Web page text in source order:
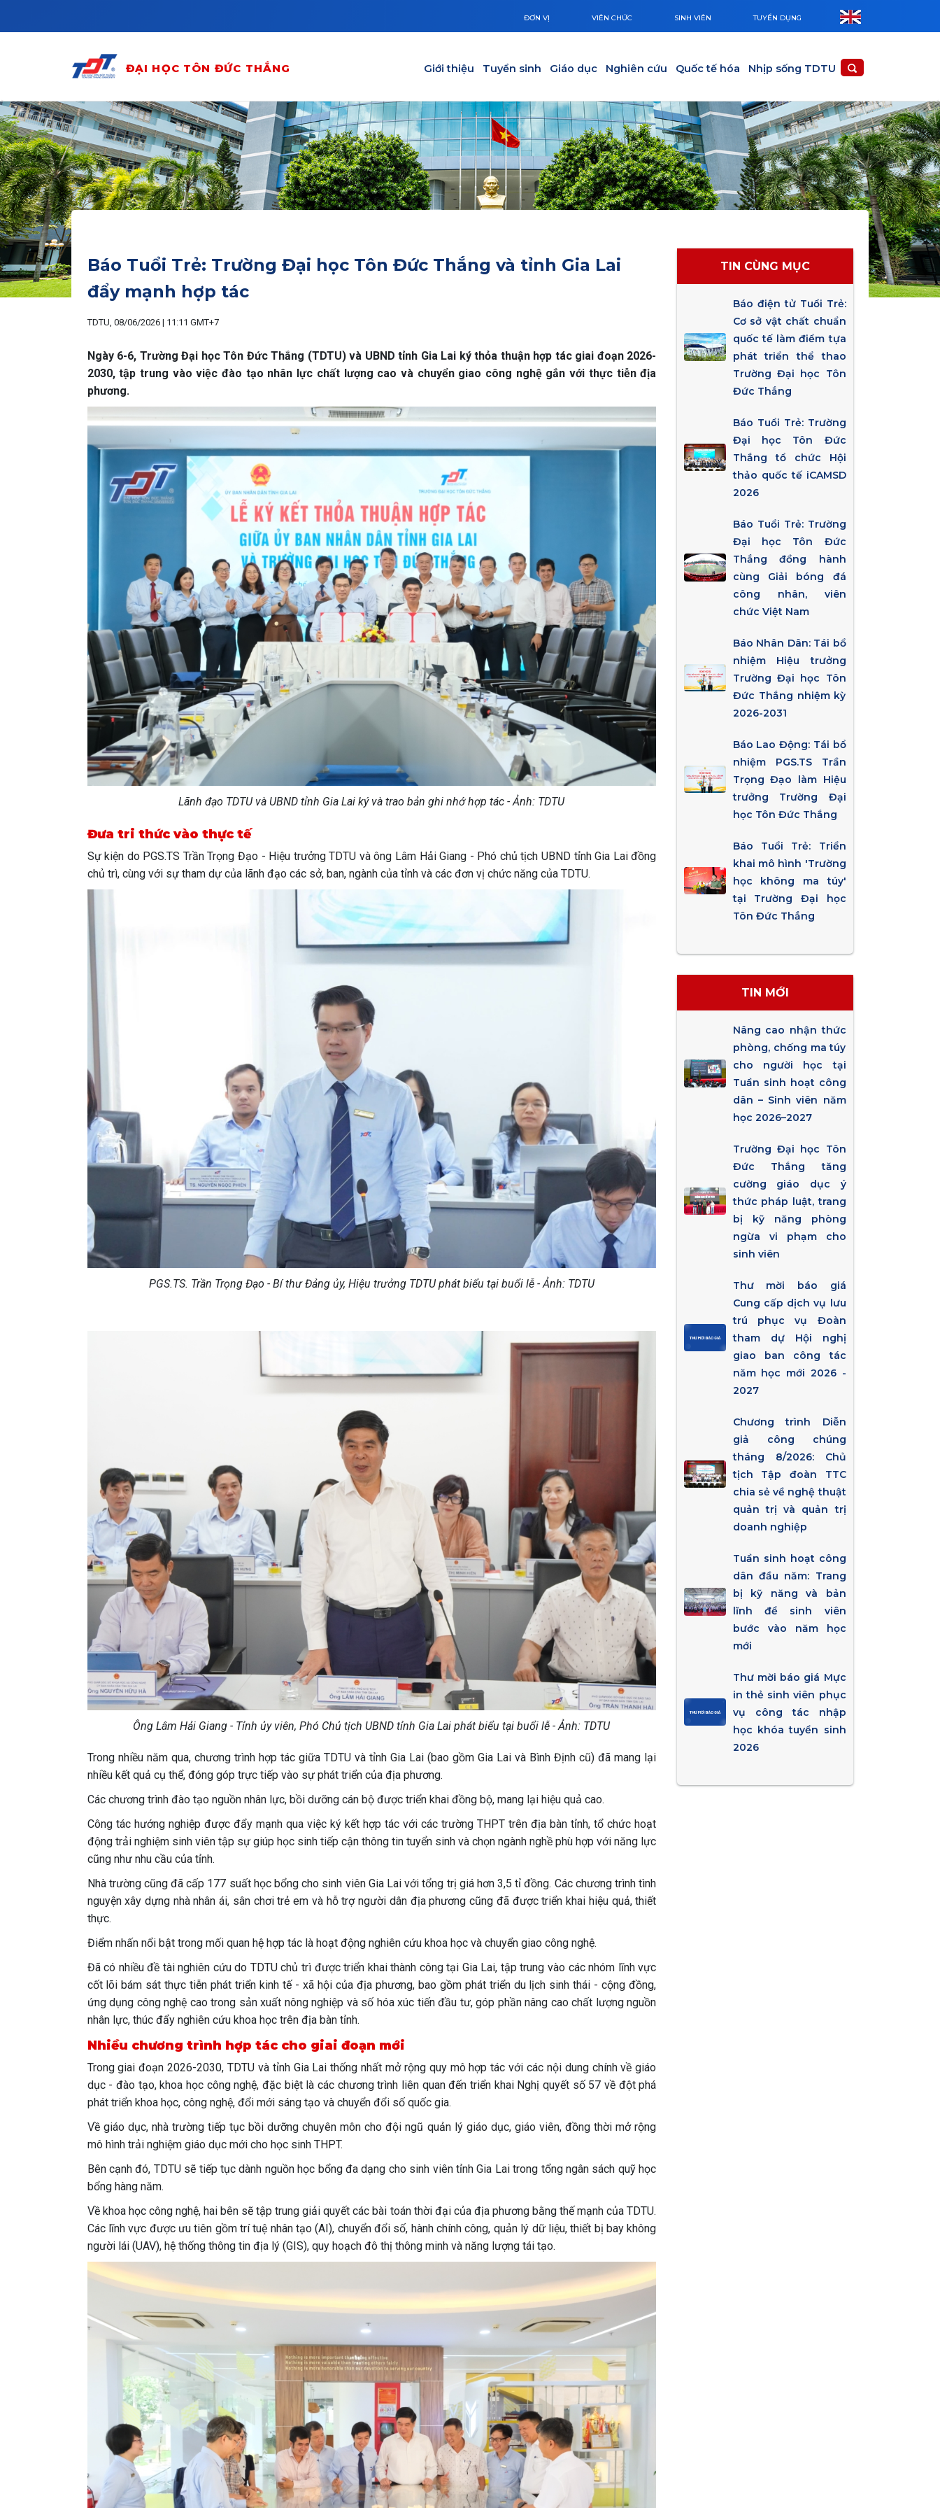
ĐƠN VỊ VIÊN CHỨC SINH VIÊN TUYỂN DỤNG
ĐẠI HỌC TÔN ĐỨC THẮNG Giới thiệu Tuyển sinh Giáo dục Nghiên cứu Quốc tế hóa Nhịp sống TDTU
Báo Tuổi Trẻ: Trường Đại học Tôn Đức Thắng và tỉnh Gia Lai
đẩy mạnh hợp tác
TDTU, 08/06/2026 | 11:11 GMT+7
Ngày 6-6, Trường Đại học Tôn Đức Thắng (TDTU) và UBND tỉnh Gia Lai ký thỏa thuận hợp tác giai đoạn 2026-
2030, tập trung vào việc đào tạo nhân lực chất lượng cao và chuyển giao công nghệ gắn với thực tiễn địa
phương.
Lãnh đạo TDTU và UBND tỉnh Gia Lai ký và trao bản ghi nhớ hợp tác - Ảnh: TDTU
Đưa tri thức vào thực tế
Sự kiện do PGS.TS Trần Trọng Đạo - Hiệu trưởng TDTU và ông Lâm Hải Giang - Phó chủ tịch UBND tỉnh Gia Lai đồng
chủ trì, cùng với sự tham dự của lãnh đạo các sở, ban, ngành của tỉnh và các đơn vị chức năng của TDTU.
PGS.TS. Trần Trọng Đạo - Bí thư Đảng ủy, Hiệu trưởng TDTU phát biểu tại buổi lễ - Ảnh: TDTU
Ông Lâm Hải Giang - Tỉnh ủy viên, Phó Chủ tịch UBND tỉnh Gia Lai phát biểu tại buổi lễ - Ảnh: TDTU
Trong nhiều năm qua, chương trình hợp tác giữa TDTU và tỉnh Gia Lai (bao gồm Gia Lai và Bình Định cũ) đã mang lại
nhiều kết quả cụ thể, đóng góp trực tiếp vào sự phát triển của địa phương.
Các chương trình đào tạo nguồn nhân lực, bồi dưỡng cán bộ được triển khai đồng bộ, mang lại hiệu quả cao.
Công tác hướng nghiệp được đẩy mạnh qua việc ký kết hợp tác với các trường THPT trên địa bàn tỉnh, tổ chức hoạt
động trải nghiệm sinh viên tập sự giúp học sinh tiếp cận thông tin tuyển sinh và chọn ngành nghề phù hợp với năng lực
cũng như nhu cầu của tỉnh.
Nhà trường cũng đã cấp 177 suất học bổng cho sinh viên Gia Lai với tổng trị giá hơn 3,5 tỉ đồng. Các chương trình tình
nguyện xây dựng nhà nhân ái, sân chơi trẻ em và hỗ trợ người dân địa phương cũng đã được triển khai hiệu quả, thiết
thực.
Điểm nhấn nổi bật trong mối quan hệ hợp tác là hoạt động nghiên cứu khoa học và chuyển giao công nghệ.
Đã có nhiều đề tài nghiên cứu do TDTU chủ trì được triển khai thành công tại Gia Lai, tập trung vào các nhóm lĩnh vực
cốt lõi bám sát thực tiễn phát triển kinh tế - xã hội của địa phương, bao gồm phát triển du lịch sinh thái - cộng đồng,
ứng dụng công nghệ cao trong sản xuất nông nghiệp và số hóa xúc tiến đầu tư, góp phần nâng cao chất lượng nguồn
nhân lực, thúc đẩy nghiên cứu khoa học trên địa bàn tỉnh.
Nhiều chương trình hợp tác cho giai đoạn mới
Trong giai đoạn 2026-2030, TDTU và tỉnh Gia Lai thống nhất mở rộng quy mô hợp tác với các nội dung chính về giáo
dục - đào tạo, khoa học công nghệ, đặc biệt là các chương trình liên quan đến triển khai Nghị quyết số 57 về đột phá
phát triển khoa học, công nghệ, đổi mới sáng tạo và chuyển đổi số quốc gia.
Về giáo dục, nhà trường tiếp tục bồi dưỡng chuyên môn cho đội ngũ quản lý giáo dục, giáo viên, đồng thời mở rộng
mô hình trải nghiệm giáo dục mới cho học sinh THPT.
Bên cạnh đó, TDTU sẽ tiếp tục dành nguồn học bổng đa dạng cho sinh viên tỉnh Gia Lai trong tổng ngân sách quỹ học
bổng hàng năm.
Về khoa học công nghệ, hai bên sẽ tập trung giải quyết các bài toán thời đại của địa phương bằng thế mạnh của TDTU.
Các lĩnh vực được ưu tiên gồm trí tuệ nhân tạo (AI), chuyển đổi số, hành chính công, quản lý dữ liệu, thiết bị bay không
người lái (UAV), hệ thống thông tin địa lý (GIS), quy hoạch đô thị thông minh và năng lượng tái tạo.
TIN CÙNG MỤC
Báo điện tử Tuổi Trẻ:
Cơ sở vật chất chuẩn
quốc tế làm điểm tựa
phát triển thể thao
Trường Đại học Tôn
Đức Thắng
Báo Tuổi Trẻ: Trường
Đại học Tôn Đức
Thắng tổ chức Hội
thảo quốc tế iCAMSD
2026
Báo Tuổi Trẻ: Trường
Đại học Tôn Đức
Thắng đồng hành
cùng Giải bóng đá
công nhân, viên
chức Việt Nam
Báo Nhân Dân: Tái bổ
nhiệm Hiệu trưởng
Trường Đại học Tôn
Đức Thắng nhiệm kỳ
2026-2031
Báo Lao Động: Tái bổ
nhiệm PGS.TS Trần
Trọng Đạo làm Hiệu
trưởng Trường Đại
học Tôn Đức Thắng
Báo Tuổi Trẻ: Triển
khai mô hình 'Trường
học không ma túy'
tại Trường Đại học
Tôn Đức Thắng
TIN MỚI
Nâng cao nhận thức
phòng, chống ma túy
cho người học tại
Tuần sinh hoạt công
dân – Sinh viên năm
học 2026–2027
Trường Đại học Tôn
Đức Thắng tăng
cường giáo dục ý
thức pháp luật, trang
bị kỹ năng phòng
ngừa vi phạm cho
sinh viên
Thư mời báo giá
Cung cấp dịch vụ lưu
trú phục vụ Đoàn
tham dự Hội nghị
giao ban công tác
năm học mới 2026 -
2027
Chương trình Diễn
giả công chúng
tháng 8/2026: Chủ
tịch Tập đoàn TTC
chia sẻ về nghệ thuật
quản trị và quản trị
doanh nghiệp
Tuần sinh hoạt công
dân đầu năm: Trang
bị kỹ năng và bản
lĩnh để sinh viên
bước vào năm học
mới
Thư mời báo giá Mực
in thẻ sinh viên phục
vụ công tác nhập
học khóa tuyển sinh
2026